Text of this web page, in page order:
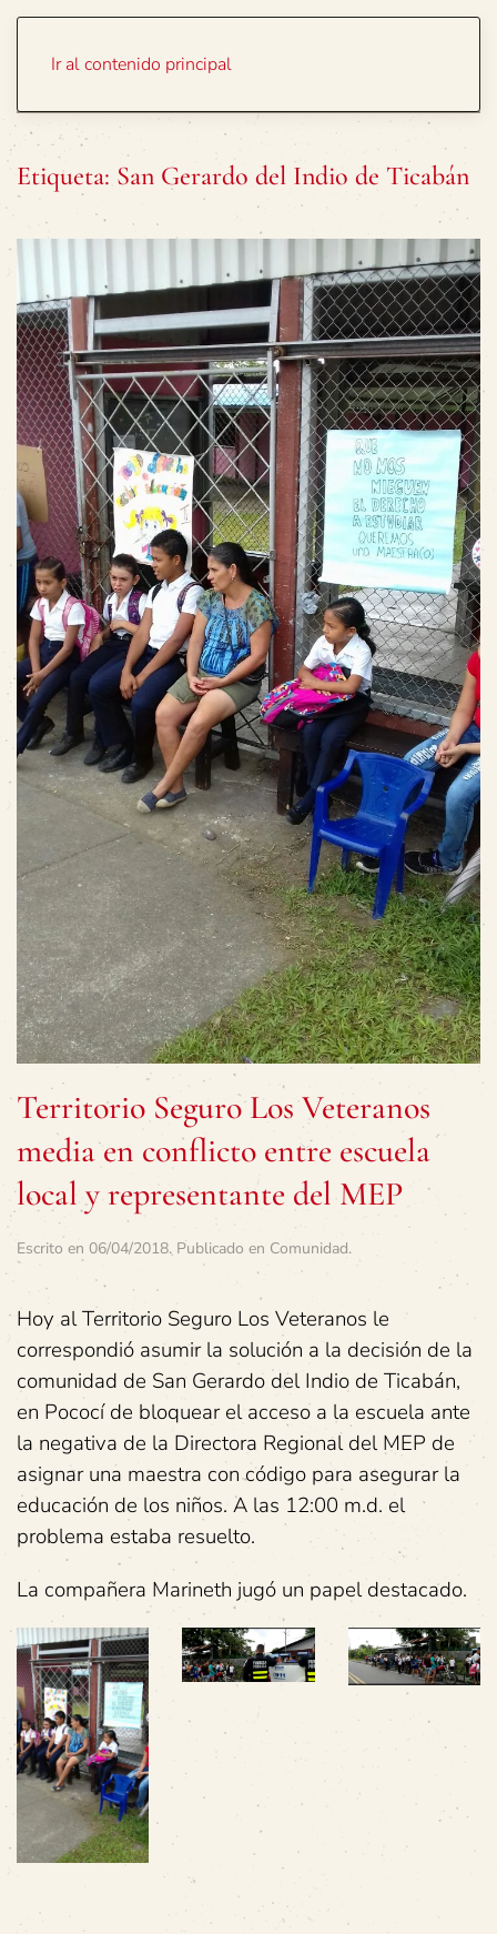
Ir al contenido principal
Etiqueta: San Gerardo del Indio de Ticabán
Territorio Seguro Los Veteranos
media en conflicto entre escuela
local y representante del MEP
Escrito en 06/04/2018. Publicado en Comunidad.
Hoy al Territorio Seguro Los Veteranos le
correspondió asumir la solución a la decisión de la
comunidad de San Gerardo del Indio de Ticabán,
en Pococí de bloquear el acceso a la escuela ante
la negativa de la Directora Regional del MEP de
asignar una maestra con código para asegurar la
educación de los niños. A las 12:00 m.d. el
problema estaba resuelto.
La compañera Marineth jugó un papel destacado.